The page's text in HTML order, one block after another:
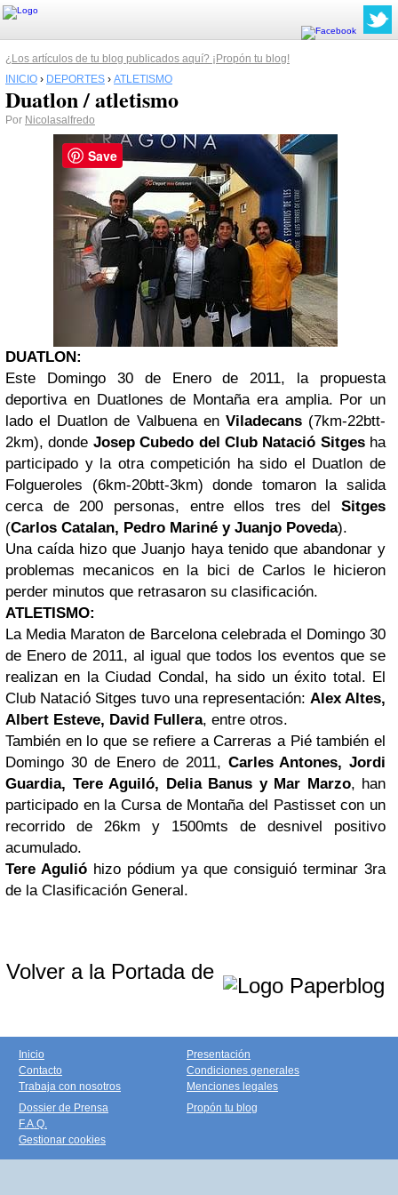
¿Los artículos de tu blog publicados aquí? ¡Propón tu blog!
INICIO › DEPORTES › ATLETISMO
Duatlon / atletismo
Por Nicolasalfredo
DUATLON:
Este Domingo 30 de Enero de 2011, la propuesta
deportiva en Duatlones de Montaña era amplia. Por un
lado el Duatlon de Valbuena en Viladecans(7km-22btt-
2km), donde Josep Cubedo del Club Natació Sitgesha
participado y la otra competición ha sido el Duatlon de
Folgueroles (6km-20btt-3km) donde tomaron la salida
cerca de 200 personas, entre ellos tres del Sitges
(Carlos Catalan, Pedro Mariné y Juanjo Poveda).
Una caída hizo que Juanjo haya tenido que abandonar y
problemas mecanicos en la bici de Carlos le hicieron
perder minutos que retrasaron su clasificación.
ATLETISMO:
La Media Maraton de Barcelona celebrada el Domingo 30
de Enero de 2011, al igual que todos los eventos que se
realizan en la Ciudad Condal, ha sido un éxito total. El
Club Natació Sitges tuvo una representación: Alex Altes,
Albert Esteve, David Fullera, entre otros.
También en lo que se refiere a Carreras a Pié también el
Domingo 30 de Enero de 2011, Carles Antones, Jordi
Guardia, Tere Aguiló, Delia Banus y Mar Marzo, han
participado en la Cursa de Montaña del Pastisset con un
recorrido de 26km y 1500mts de desnivel positivo
acumulado.
Tere Agulió hizo pódium ya que consiguió terminar 3ra
de la Clasificación General.
Volver a la Portada de
Inicio
Contacto
Trabaja con nosotros
Presentación
Condiciones generales
Menciones legales
Dossier de Prensa
F.A.Q.
Gestionar cookies
Propón tu blog
Save